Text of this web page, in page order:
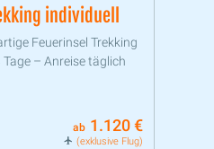
individuell
Feuerinsel Trekking
– Anreise täglich
ab 1.120 €
(exklusive Flug)